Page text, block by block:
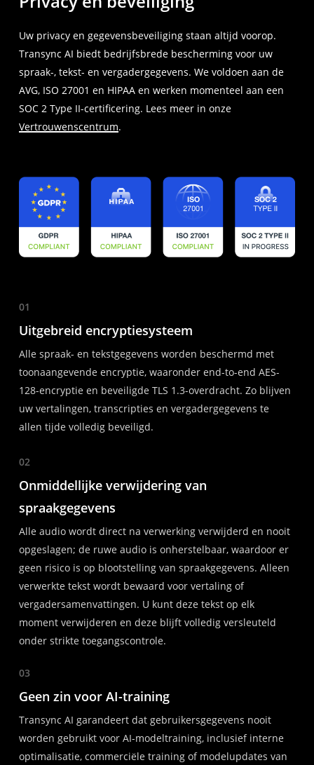
Uw privacy en gegevensbeveiliging staan altijd voorop.
Transync AI biedt bedrijfsbrede bescherming voor uw
spraak-, tekst- en vergadergegevens. We voldoen aan de
AVG, ISO 27001 en HIPAA en werken momenteel aan een
SOC 2 Type II-certificering. Lees meer in onze
Vertrouwenscentrum.
01
Uitgebreid encryptiesysteem
Alle spraak- en tekstgegevens worden beschermd met
toonaangevende encryptie, waaronder end-to-end AES-
128-encryptie en beveiligde TLS 1.3-overdracht. Zo blijven
uw vertalingen, transcripties en vergadergegevens te
allen tijde volledig beveiligd.
02
Onmiddellijke verwijdering van
spraakgegevens
Alle audio wordt direct na verwerking verwijderd en nooit
opgeslagen; de ruwe audio is onherstelbaar, waardoor er
geen risico is op blootstelling van spraakgegevens. Alleen
verwerkte tekst wordt bewaard voor vertaling of
vergadersamenvattingen. U kunt deze tekst op elk
moment verwijderen en deze blijft volledig versleuteld
onder strikte toegangscontrole.
03
Geen zin voor AI-training
Transync AI garandeert dat gebruikersgegevens nooit
worden gebruikt voor AI-modeltraining, inclusief interne
optimalisatie, commerciële training of modelupdates van